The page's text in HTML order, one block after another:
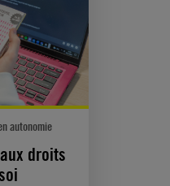
autonomie
droits